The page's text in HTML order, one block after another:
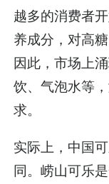
越多的消费者
养成分，对高
因此，市场上
饮、气泡水等
求。
实际上，中国
同。崂山可乐